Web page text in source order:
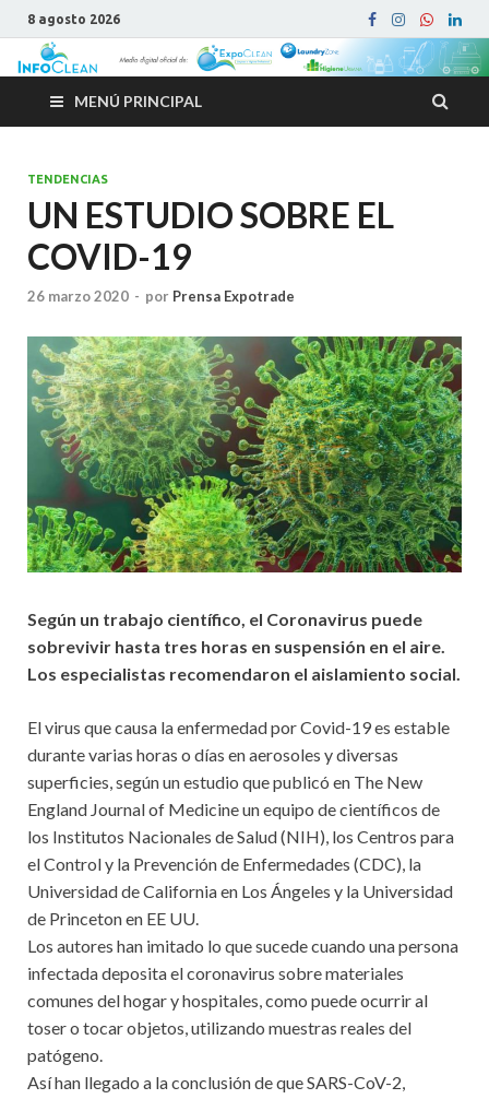
8 agosto 2026
MENÚ PRINCIPAL
TENDENCIAS
UN ESTUDIO SOBRE EL
COVID-19
26 marzo 2020 - por Prensa Expotrade
Según un trabajo científico, el Coronavirus puede
sobrevivir hasta tres horas en suspensión en el aire.
Los especialistas recomendaron el aislamiento social.
El virus que causa la enfermedad por Covid-19 es estable
durante varias horas o días en aerosoles y diversas
superficies, según un estudio que publicó en The New
England Journal of Medicine un equipo de científicos de
los Institutos Nacionales de Salud (NIH), los Centros para
el Control y la Prevención de Enfermedades (CDC), la
Universidad de California en Los Ángeles y la Universidad
de Princeton en EE UU.
Los autores han imitado lo que sucede cuando una persona
infectada deposita el coronavirus sobre materiales
comunes del hogar y hospitales, como puede ocurrir al
toser o tocar objetos, utilizando muestras reales del
patógeno.
Así han llegado a la conclusión de que SARS-CoV-2,